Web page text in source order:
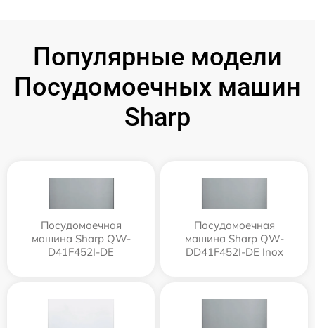
Популярные модели
Посудомоечных машин
Sharp
Посудомоечная
машина Sharp QW-
D41F452I-DE
Посудомоечная
машина Sharp QW-
DD41F452I-DE Inox